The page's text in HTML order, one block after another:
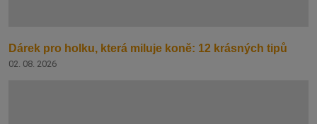
Dárek pro holku, která miluje koně: 12 krásných tipů
02. 08. 2026